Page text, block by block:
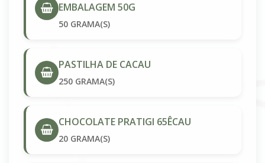
EMBALAGEM 50G
50 GRAMA(S)
PASTILHA DE CACAU
250 GRAMA(S)
CHOCOLATE PRATIGI 65ÊCAU
20 GRAMA(S)